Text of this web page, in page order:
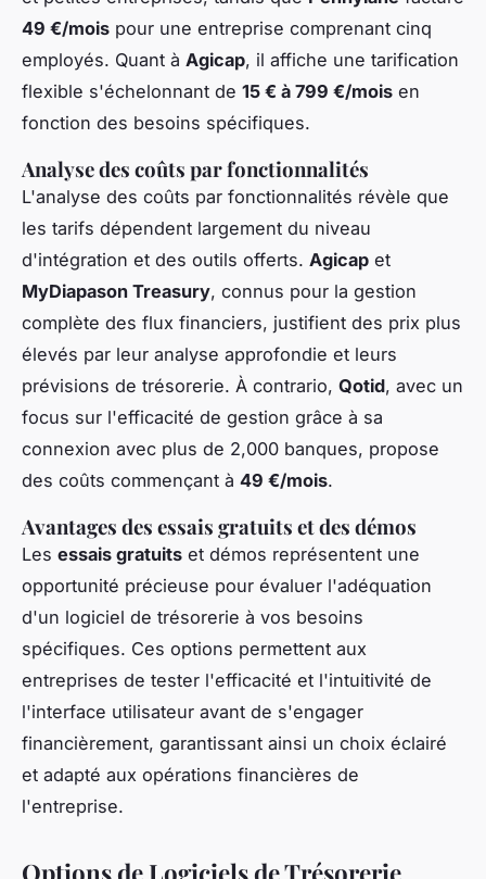
49 €/mois pour une entreprise comprenant cinq
employés. Quant à Agicap, il affiche une tarification
flexible s'échelonnant de 15 € à 799 €/mois en
fonction des besoins spécifiques.
Analyse des coûts par fonctionnalités
L'analyse des coûts par fonctionnalités révèle que
les tarifs dépendent largement du niveau
d'intégration et des outils offerts. Agicap et
MyDiapason Treasury, connus pour la gestion
complète des flux financiers, justifient des prix plus
élevés par leur analyse approfondie et leurs
prévisions de trésorerie. À contrario, Qotid, avec un
focus sur l'efficacité de gestion grâce à sa
connexion avec plus de 2,000 banques, propose
des coûts commençant à 49 €/mois.
Avantages des essais gratuits et des démos
Les essais gratuits et démos représentent une
opportunité précieuse pour évaluer l'adéquation
d'un logiciel de trésorerie à vos besoins
spécifiques. Ces options permettent aux
entreprises de tester l'efficacité et l'intuitivité de
l'interface utilisateur avant de s'engager
financièrement, garantissant ainsi un choix éclairé
et adapté aux opérations financières de
l'entreprise.
Options de Logiciels de Trésorerie